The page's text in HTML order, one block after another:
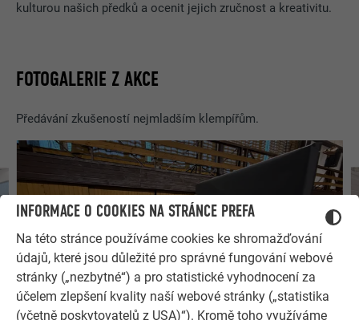
INFORMACE O COOKIES NA STRÁNCE PREFA
Na této stránce používáme cookies ke shromažďování
údajů, které jsou důležité pro správné fungování webové
stránky („nezbytné“) a pro statistické vyhodnocení za
účelem zlepšení kvality naší webové stránky („statistika
(včetně poskytovatelů z USA)“). Kromě toho využíváme
kulturou našich předků a ocenit jejich zručnost a kreativitu.
FOTOGALERIE Z AKCE
Předávání zkušeností nejmladším klempířům.